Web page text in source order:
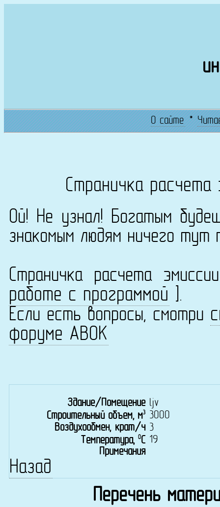
О сайте*
Страничка
Ой! Не узнал! Богатым
знакомым людям ничего тут
Страничка расчета
работе с программой ].
Если есть вопросы, смотри
форуме АВОК
Здание/Помещение ljv
Строительный объем, м3
3000
Воздухообмен, крат/ч 3
Температура, 0C 19
Примечания
Назад
Перечень